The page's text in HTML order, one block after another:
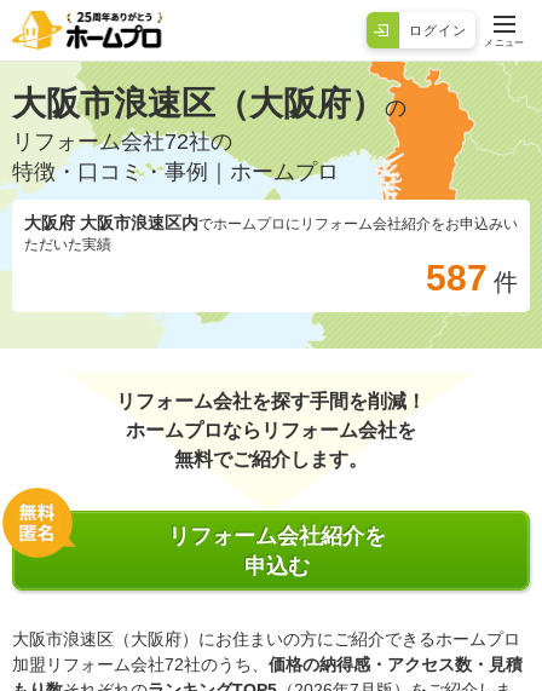
ログイン
メニュー
大阪市浪速区（大阪府）の
リフォーム会社72社の
特徴・口コミ・事例｜ホームプロ
大阪府 大阪市浪速区内でホームプロにリフォーム会社紹介をお申込みい
ただいた実績
587 件
リフォーム会社を探す手間を削減！
ホームプロならリフォーム会社を
無料でご紹介します。
リフォーム会社紹介を
申込む
大阪市浪速区（大阪府）にお住まいの方にご紹介できるホームプロ
加盟リフォーム会社72社のうち、 価格の納得感・アクセス数・見積